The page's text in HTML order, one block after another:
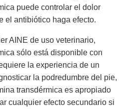
puede controlar el dolor
el antibiótico haga efecto.
AINE de uso veterinario,
sólo está disponible con
la experiencia de un
la podredumbre del pie,
transdérmica es apropiado
cualquier efecto secundario si